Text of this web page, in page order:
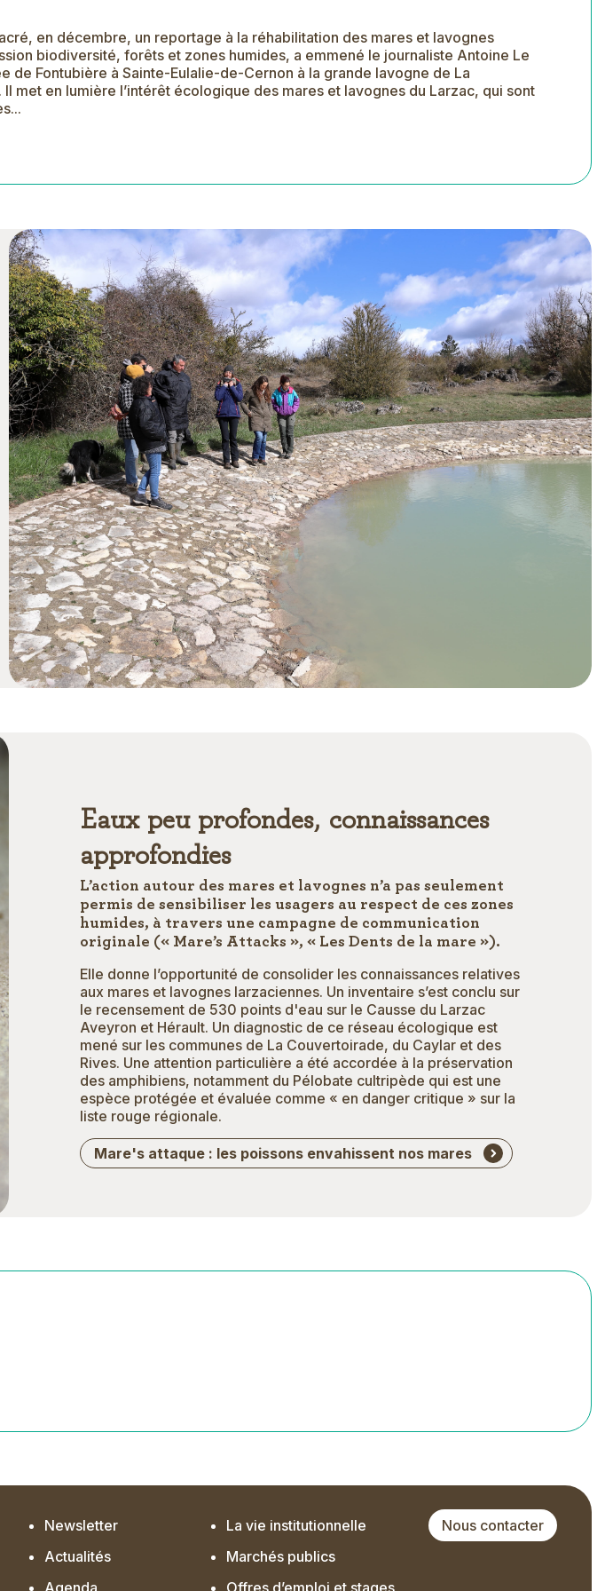
en décembre, un reportage à la réhabilitation des mares et lavognes
biodiversité, forêts et zones humides, a emmené le journaliste Antoine Le
Fontubière à Sainte-Eulalie-de-Cernon à la grande lavogne de La
en lumière l’intérêt écologique des mares et lavognes du Larzac, qui sont
Eaux peu profondes, connaissances
approfondies
L’action autour des mares et lavognes n’a pas seulement
permis de sensibiliser les usagers au respect de ces zones
humides, à travers une campagne de communication
originale (« Mare’s Attacks », « Les Dents de la mare »).
Elle donne l’opportunité de consolider les connaissances relatives
aux mares et lavognes larzaciennes. Un inventaire s’est conclu sur
le recensement de 530 points d'eau sur le Causse du Larzac
Aveyron et Hérault. Un diagnostic de ce réseau écologique est
mené sur les communes de La Couvertoirade, du Caylar et des
Rives. Une attention particulière a été accordée à la préservation
des amphibiens, notamment du Pélobate cultripède qui est une
espèce protégée et évaluée comme « en danger critique » sur la
liste rouge régionale.
Mare's attaque : les poissons envahissent nos mares
Newsletter
La vie institutionnelle
Actualités
Marchés publics
Nous contacter